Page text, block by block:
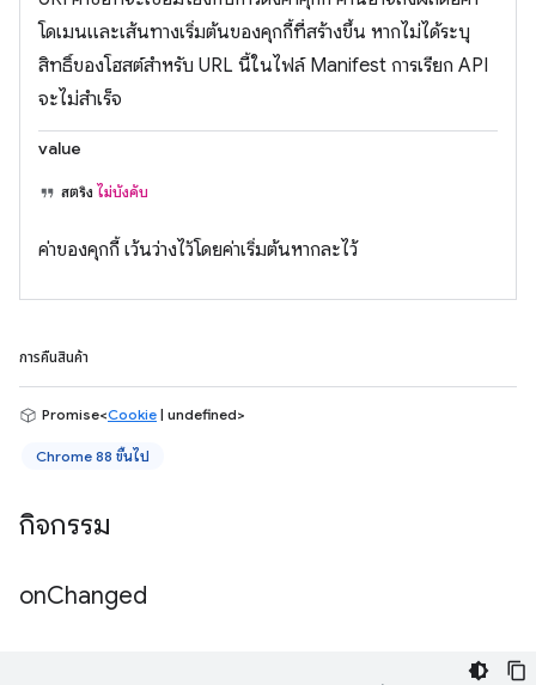
โดเมนและเส้นทางเริ่มต้นของคุกกี้ที่สร้างขึ้น หากไม่ได้ระบุ
สิทธิ์ของโฮสต์สำหรับ URL นี้ในไฟล์ Manifest การเรียก API
จะไม่สำเร็จ
value
สตริง ไม่บังคับ
ค่าของคุกกี้ เว้นว่างไว้โดยค่าเริ่มต้นหากละไว้
การคืนสินค้า
Promise<Cookie | undefined>
Chrome 88 ขึ้นไป
กิจกรรม
onChanged